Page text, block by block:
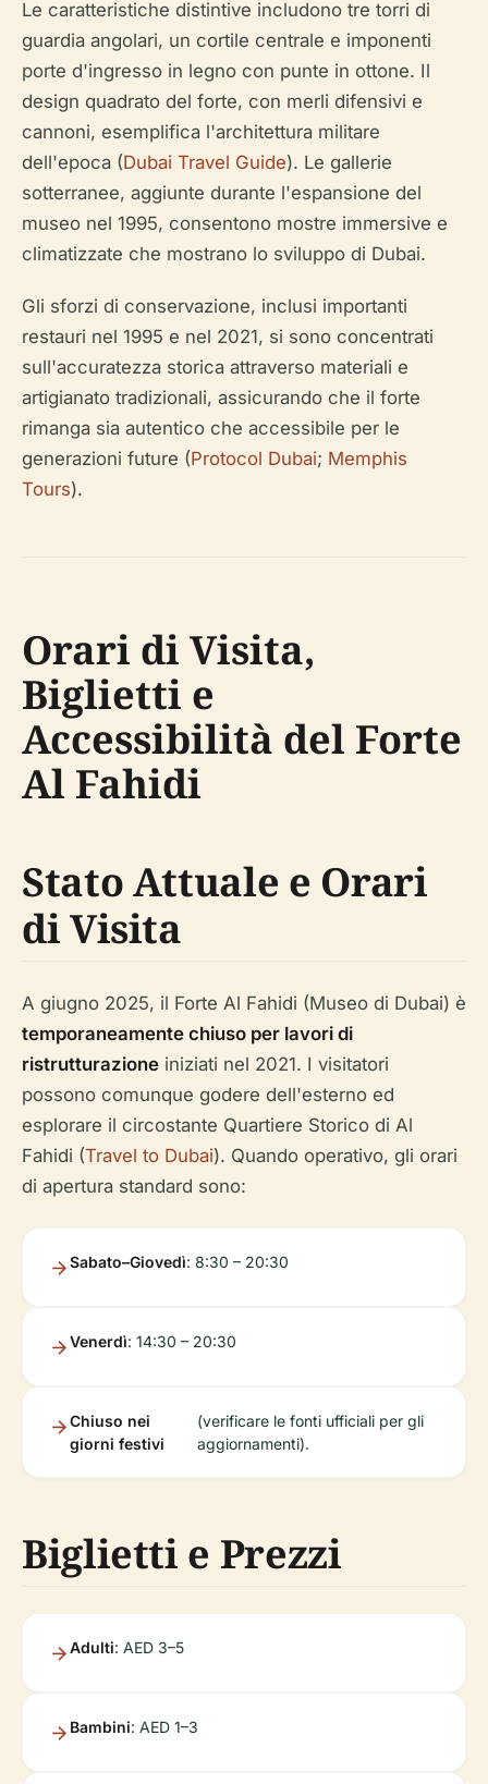
Le caratteristiche distintive includono tre torri di
guardia angolari, un cortile centrale e imponenti
porte d'ingresso in legno con punte in ottone. Il
design quadrato del forte, con merli difensivi e
cannoni, esemplifica l'architettura militare
dell'epoca (Dubai Travel Guide). Le gallerie
sotterranee, aggiunte durante l'espansione del
museo nel 1995, consentono mostre immersive e
climatizzate che mostrano lo sviluppo di Dubai.
Gli sforzi di conservazione, inclusi importanti
restauri nel 1995 e nel 2021, si sono concentrati
sull'accuratezza storica attraverso materiali e
artigianato tradizionali, assicurando che il forte
rimanga sia autentico che accessibile per le
generazioni future (Protocol Dubai; Memphis
Tours).
Orari di Visita,
Biglietti e
Accessibilità del Forte
Al Fahidi
Stato Attuale e Orari
di Visita
A giugno 2025, il Forte Al Fahidi (Museo di Dubai) è
temporaneamente chiuso per lavori di
ristrutturazione iniziati nel 2021. I visitatori
possono comunque godere dell'esterno ed
esplorare il circostante Quartiere Storico di Al
Fahidi (Travel to Dubai). Quando operativo, gli orari
di apertura standard sono:
Sabato–Giovedì: 8:30 – 20:30
Venerdì: 14:30 – 20:30
Chiuso nei
giorni festivi
(verificare le fonti ufficiali per gli
aggiornamenti).
Biglietti e Prezzi
Adulti: AED 3–5
Bambini: AED 1–3